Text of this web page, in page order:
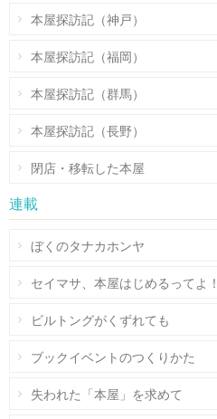
本屋探訪記（神戸）
本屋探訪記（福岡）
本屋探訪記（群馬）
本屋探訪記（長野）
閉店・移転した本屋
連載
ぼくのタナカホンヤ
セイマサ、本屋はじめるってよ！
ビルトングがくずれても
ブックイベントのつくりかた
失われた「本屋」を求めて